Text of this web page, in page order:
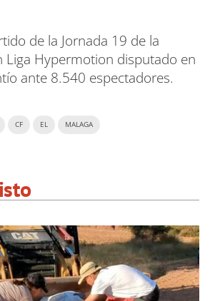
de la Jornada 19 de la
Liga Hypermotion disputado en
ante 8.540 espectadores.
CF EL MALAGA